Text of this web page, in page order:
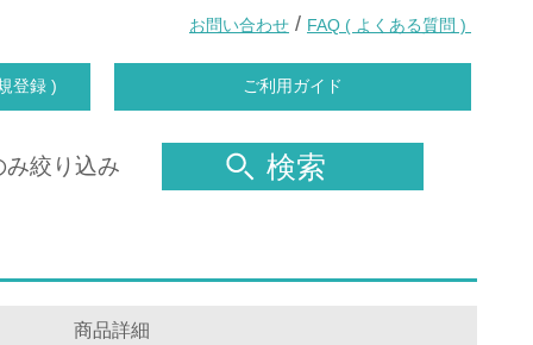
お問い合わせ / FAQ ( よくある質問 )
登録 ) ご利用ガイド
み絞り込み 検索
商品詳細